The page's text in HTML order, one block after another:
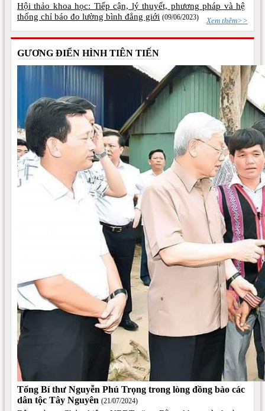
Hội thảo khoa học: Tiếp cận, lý thuyết, phương pháp và hệ
thống chỉ báo đo lường bình đẳng giới (09/06/2023) Xem thêm>>
GƯƠNG ĐIỂN HÌNH TIÊN TIẾN
Tổng Bí thư Nguyễn Phú Trọng trong lòng đồng bào các
dân tộc Tây Nguyên (21/07/2024)